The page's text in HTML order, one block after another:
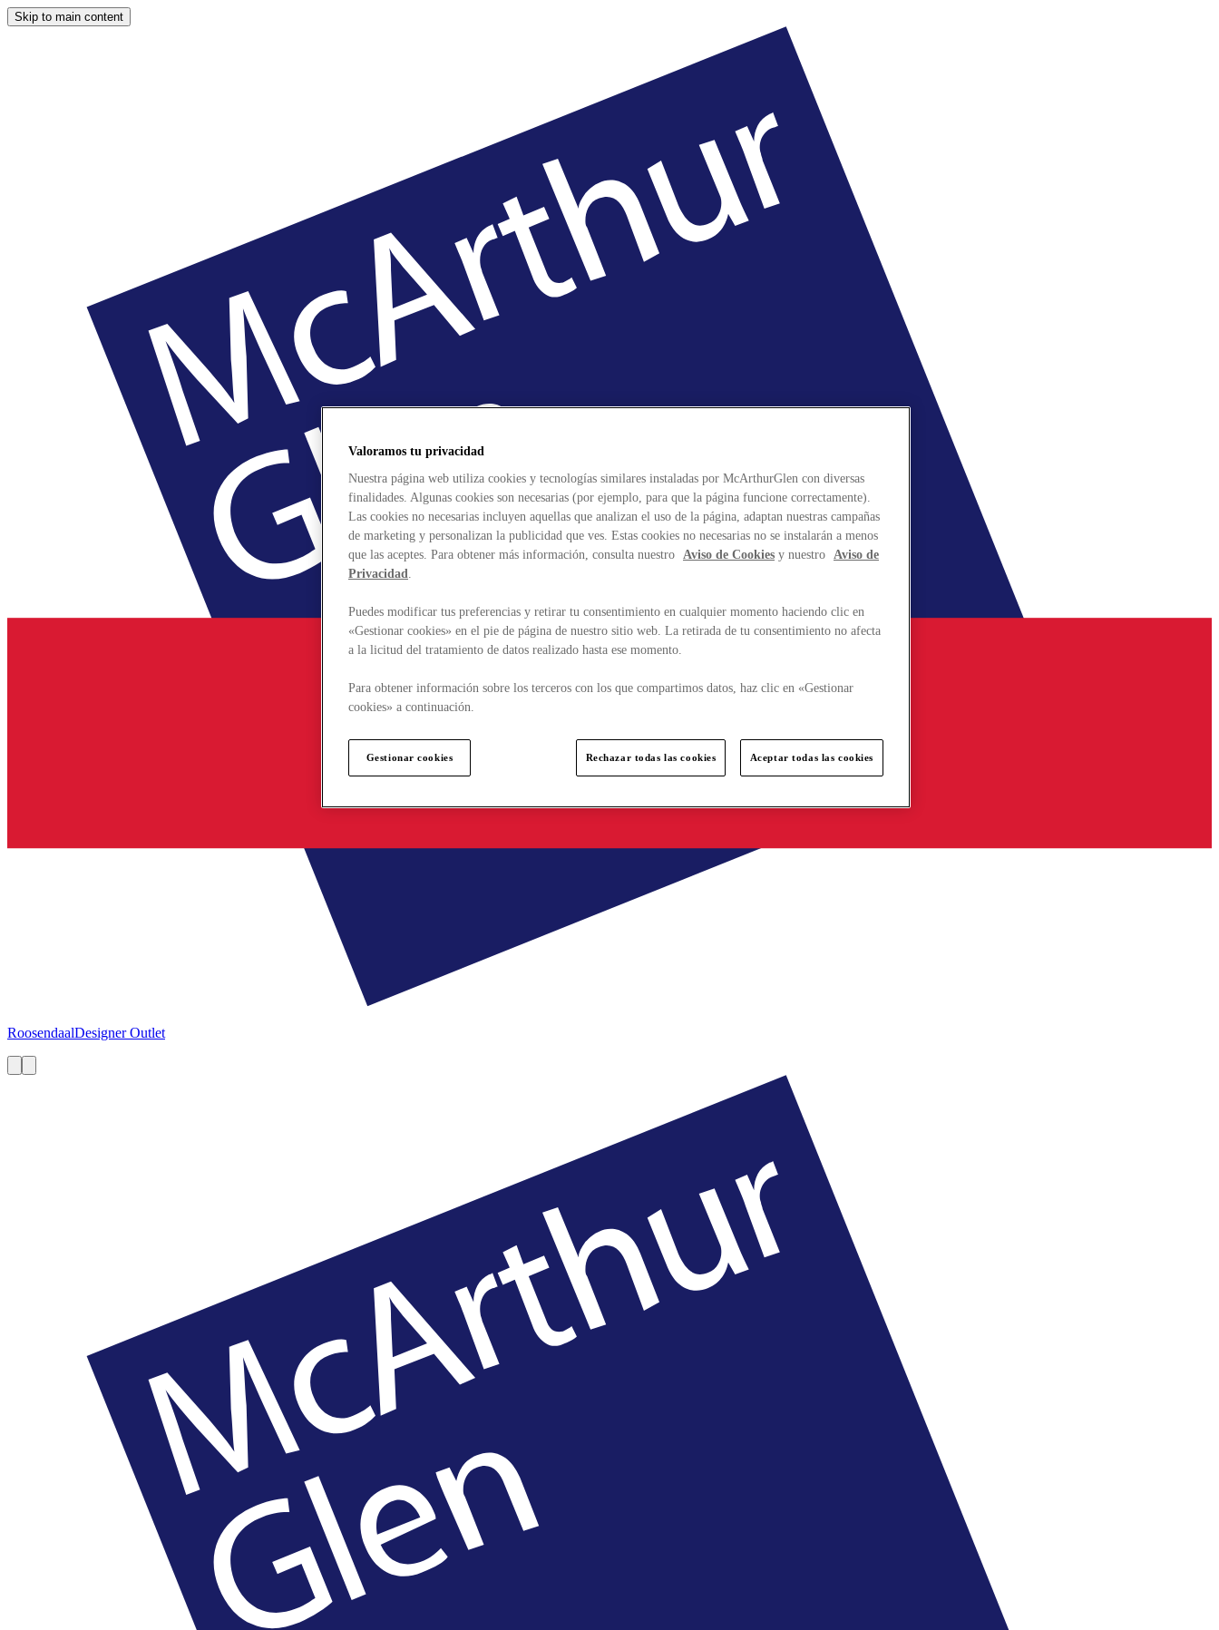
Skip to main content
RoosendaalDesigner Outlet
Valoramos tu privacidad
Nuestra página web utiliza cookies y tecnologías similares instaladas por McArthurGlen con diversas
finalidades. Algunas cookies son necesarias (por ejemplo, para que la página funcione correctamente).
Las cookies no necesarias incluyen aquellas que analizan el uso de la página, adaptan nuestras campañas
de marketing y personalizan la publicidad que ves. Estas cookies no necesarias no se instalarán a menos
que las aceptes. Para obtener más información, consulta nuestro Aviso de Cookies y nuestro Aviso de
Privacidad.
Puedes modificar tus preferencias y retirar tu consentimiento en cualquier momento haciendo clic en
«Gestionar cookies» en el pie de página de nuestro sitio web. La retirada de tu consentimiento no afecta
a la licitud del tratamiento de datos realizado hasta ese momento.
Para obtener información sobre los terceros con los que compartimos datos, haz clic en «Gestionar
cookies» a continuación.
Gestionar cookies Rechazar todas las cookies Aceptar todas las cookies